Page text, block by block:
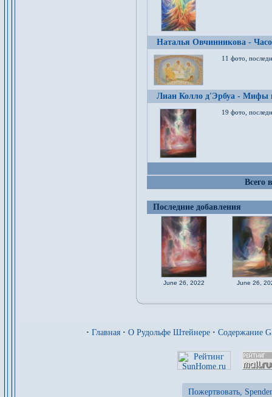
Наталья Овчинникова -
11 фото,
Лиан Колло д'Эрбуа - Мифы
19 фото,
Всего
Последние добавления
June 26, 2022 June 26,
· Главная · О Рудольфе Штейнере · Содержание
Пожертвовать,